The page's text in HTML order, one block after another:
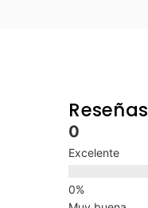
Reseñas
0
Excelente